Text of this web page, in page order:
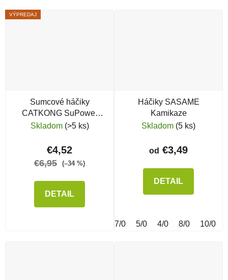
VÝPREDAJ
Sumcové háčiky
CATKONG SuPower
Flat-O
Skladom (>5 ks)
€4,52
€6,95 (–34 %)
DETAIL
Háčiky SASAME
Kamikaze
Skladom (5 ks)
od €3,49
DETAIL
7/0 5/0 4/0 8/0 10/0